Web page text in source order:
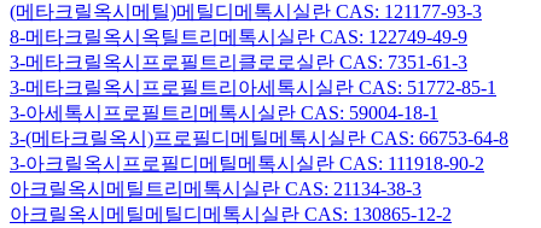
(메타크릴옥시메틸)메틸디메톡시실란 CAS: 121177-93-3
8-메타크릴옥시옥틸트리메톡시실란 CAS: 122749-49-9
3-메타크릴옥시프로필트리클로로실란 CAS: 7351-61-3
3-메타크릴옥시프로필트리아세톡시실란 CAS: 51772-85-1
3-아세톡시프로필트리메톡시실란 CAS: 59004-18-1
3-(메타크릴옥시)프로필디메틸메톡시실란 CAS: 66753-64-8
3-아크릴옥시프로필디메틸메톡시실란 CAS: 111918-90-2
아크릴옥시메틸트리메톡시실란 CAS: 21134-38-3
아크릴옥시메틸메틸디메톡시실란 CAS: 130865-12-2